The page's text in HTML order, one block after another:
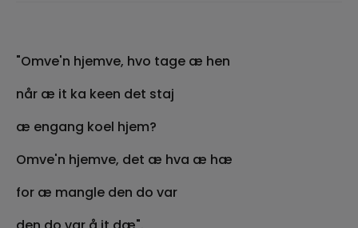
"Omve'n hjemve, hvo tage æ hen
når æ it ka keen det staj
æ engang koel hjem?
Omve'n hjemve, det æ hva æ hæ
for æ mangle den do var